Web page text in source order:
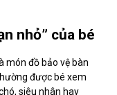
nhỏ” của bé
món đồ bảo vệ bàn
được bé xem
siêu nhân hay